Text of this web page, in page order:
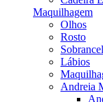
Maquilhagem
Olhos
Rosto
Lábios
Andreia